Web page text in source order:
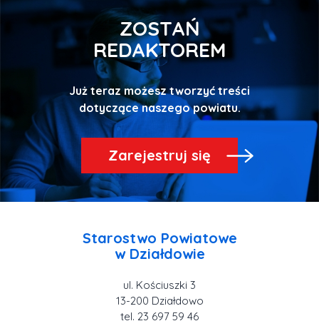
ZOSTAŃ
REDAKTOREM
Już teraz możesz tworzyć treści
dotyczące naszego powiatu.
Zarejestruj się
Starostwo Powiatowe
ul. Kościuszki 3
tel. 23 697 59 46